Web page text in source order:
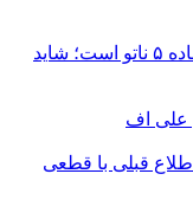
فیدان: توافق مکه از نظر فنی شبیه ماده ۵ ناتو است؛ شاید
علی اف
قبلی با قطعی